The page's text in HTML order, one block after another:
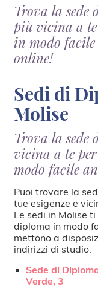
Trova la
più vicina a
in modo
online!
Sedi di DiplomaFacile.it in
Molise
Trova la
vicina a te
modo facile
Puoi trovare la
tue esigenze e
Le sedi in Molise
diploma in modo
mettono a
indirizzi di studio.
Sede di
Verde, 3